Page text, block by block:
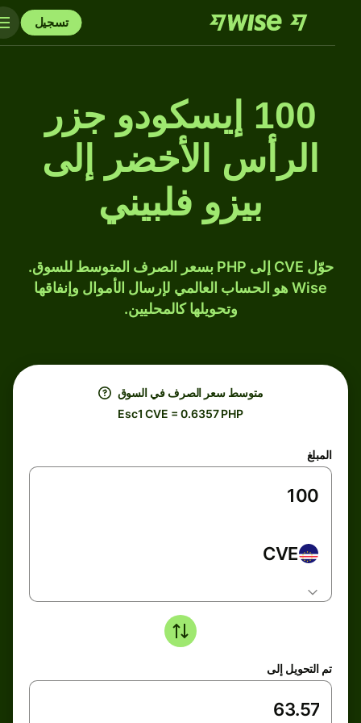
تسجيل
100 إيسكودو جزر
الرأس الأخضر إلى
بيزو فلبيني
حوّل CVE إلى PHP بسعر الصرف المتوسط للسوق.
Wise هو الحساب العالمي لإرسال الأموال وإنفاقها
وتحويلها كالمحليين.
متوسط ​​سعر الصرف في السوق
Esc1 CVE = 0.6357 PHP
المبلغ
CVE
تم التحويل إلى